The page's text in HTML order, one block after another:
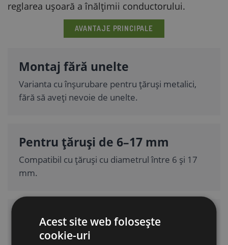
reglarea ușoară a înălțimii conductorului.
AVANTAJE PRINCIPALE
Montaj fără unelte
Varianta cu înșurubare pentru țăruși metalici,
fără să aveți nevoie de unelte.
Pentru țăruși de 6–17 mm
Compatibil cu țăruși cu diametrul între 6 și 17
mm.
Pentru fire și benzi până la 10
mm
Acest site web folosește
cookie-uri